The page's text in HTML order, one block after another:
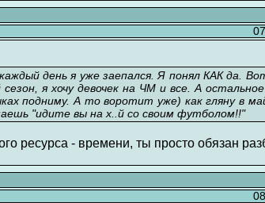
день я уже заепался. Я понял КАК да.
я хочу девочек на ЧМ и все. А
подниму. А то воротит уже) как гляну в
"идите вы на х..й со своим футболом!!"
ресурса - времени, ты просто обязан